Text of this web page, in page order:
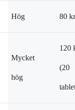
Hög 80 kr
Mycket
hög
120
(20